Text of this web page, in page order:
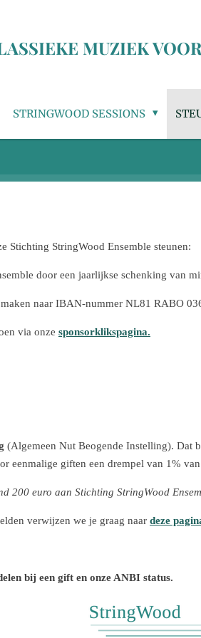
MUZIEK
STRINGWOOD SESSIONS
Stichting StringWood Ensemble steunen:
door een jaarlijkse schenking van
naar IBAN-nummer NL81 RABO
via onze sponsorklikspagina.
(Algemeen Nut Beogende Instelling). Dat
eenmalige giften een drempel van 1%
200 euro aan Stichting StringWood
verwijzen we je graag naar deze
bij een gift en onze ANBI status.